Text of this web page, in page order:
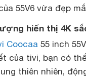
55V6 vừa đẹp
hiển thị 4K
Coocaa 55 inch
của tivi, bạn có
thiên nhiên,